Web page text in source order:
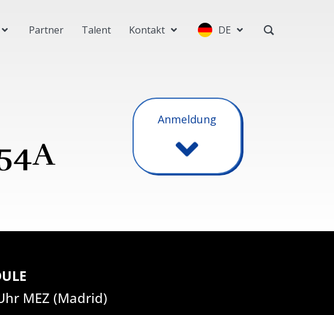
Partner Talent Kontakt DE
Anmeldung
MEZ (Madrid)